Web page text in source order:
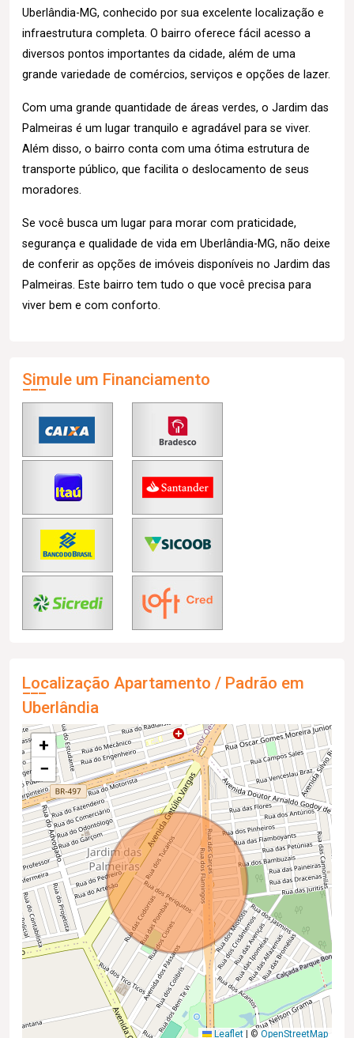
Uberlândia-MG, conhecido por sua excelente localização e
infraestrutura completa. O bairro oferece fácil acesso a
diversos pontos importantes da cidade, além de uma
grande variedade de comércios, serviços e opções de lazer.
Com uma grande quantidade de áreas verdes, o Jardim das
Palmeiras é um lugar tranquilo e agradável para se viver.
Além disso, o bairro conta com uma ótima estrutura de
transporte público, que facilita o deslocamento de seus
moradores.
Se você busca um lugar para morar com praticidade,
segurança e qualidade de vida em Uberlândia-MG, não deixe
de conferir as opções de imóveis disponíveis no Jardim das
Palmeiras. Este bairro tem tudo o que você precisa para
viver bem e com conforto.
Simule um Financiamento
Localização Apartamento / Padrão em
Uberlândia
+
−
Leaflet © OpenStreetMap